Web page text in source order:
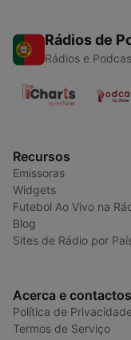
Rádios de
Rádios e
Recursos
Emissoras
Widgets
Futebol Ao Vivo na
Blog
Sites de Rádio por
Acerca e contactos
Política de
Termos de Serviço